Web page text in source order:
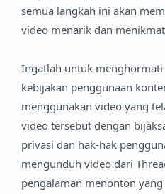
semua langkah ini akan
video menarik dan
Ingatlah untuk
kebijakan penggunaan
menggunakan video yang
video tersebut dengan
privasi dan hak-hak
mengunduh video dari
pengalaman menonton